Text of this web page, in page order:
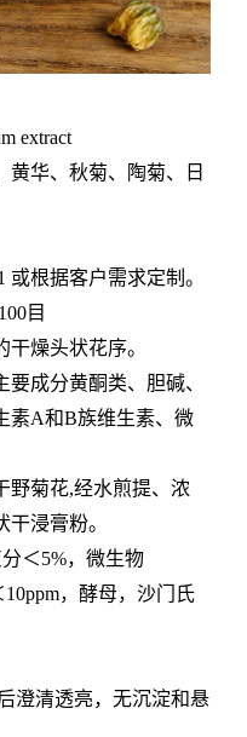
extract
黄华、秋菊、陶菊、日
或根据客户需求定制。
目
干燥头状花序。
要成分黄酮类、胆碱、
素A和B族维生素、微
野菊花,经水煎提、浓
浸膏粉。
＜5%，微生物
10ppm，酵母，沙门氏
澄清透亮，无沉淀和悬